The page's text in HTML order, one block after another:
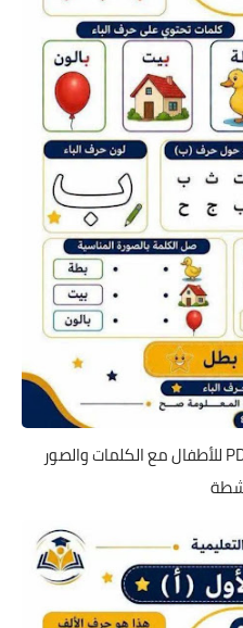
مذكرة حروف الهجاء العربية PDF للأطفال مع الكلمات والصور